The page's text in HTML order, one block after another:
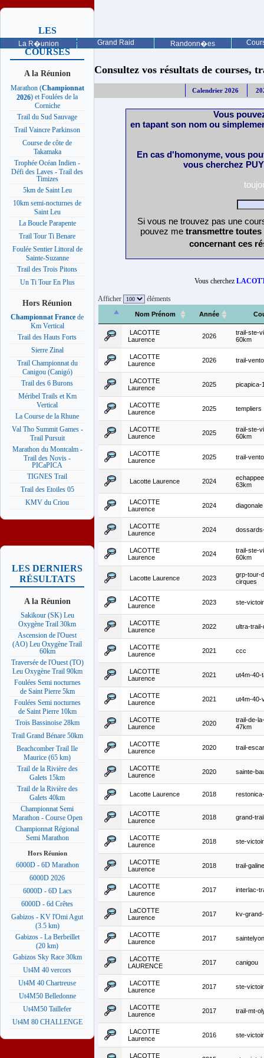
La R�union Grand Raid Randonn�es
LES
PROCHAINES
COURSES
A la Réunion
Marathon (Championnat
2026) et Foulées de la
Corniche
Trail du Sud Sauvage
Trail Vaincre Parkinson
Course de côte de
Takamaka
Trophée Océan Indien -
Défi des Laves - Trail des
Timizes
5km de Saint Leu
10km semi-nocturnes de
Saint Leu
La Boucle Parapente
Trail Tour Ti Benare
Foulée Sentier Littoral de
Sainte-Suzanne
Trail des Trois Pitons
Un Ti Tour En Plus
Hors Réunion
Championnat France de
Km Vertical
Trail des Hauts Forts
Sierre Zinal
Trail Championnat du
Canigou (Canigó)
Trail des 6 Burons
Méribel Trails et Km
Vertical
La Course de la Rhune
Val Tho Summit Games -
Trail Pursuit
Marathon du Montcalm -
Trail des Novis -
PICaPICA
TIGNES Trail
Trail des Etoiles 05
KMV du Criou
LES DERNIERS
RÉSULTATS
A la Réunion
Sakikour (SK) Leu
Oxygène Trail 30km
Ascension de l'Ouest
(AO) Leu Oxygène Trail
60km
Traversée de l'Ouest (TO)
Leu Oxygène Trail 90km
Foulées Semi nocturnes
de Saint Pierre 5km
Foulées Semi nocturnes
de Saint Pierre 10km
Trois Bassinoise 28km
Trail Grand Bénare 50km
Beachcomber Trail Ile
Maurice (65 km)
Trail de la Rivière des
Galets 15km
Trail de la Rivière des
Galets 40km
Championnat Semi
Marathon - Course Open
Championnat Régional
Semi Marathon
Hors Réunion
6000D - 6D Marathon
6000D 2026
6000D - 6D Lacs
6000D - 6d Crêtes
Gabizos - KV l'Omi Agut
(3.5 km)
Gabizos - La Berbeillet
(20 km)
Gabizos Sky Race 30km
Ut4M 40 vercors
Ut4M 40 Chartreuse
Ut4M50 Belledonne
Ut4M50 Taillefer
Ut4M 80 CHALLENGE
Consultez vos résultats de courses,
Calendrier 2026
Vous
en tapant son nom ou
En cas d'homonyme, vous
vous cherchez
Si vous ne trouvez pas une
pouvez me transmettre
concernant ces
Vous cherchez
Afficher éléments
Nom Prénom Année
LACOTTE
Laurence
2026
trail-ste-
60km
LACOTTE
Laurence
2026 trail-
LACOTTE
Laurence
2025 picapica-
LACOTTE
Laurence
2025 templiers
LACOTTE
Laurence
2025
trail-ste-
60km
LACOTTE
Laurence
2025 trail-
Lacotte Laurence 2024
63km
LACOTTE
Laurence
2024 diagonale
LACOTTE
Laurence
2024
LACOTTE
Laurence
2024
trail-ste-
60km
Lacotte Laurence 2023
grp-tour-
cirques
LACOTTE
Laurence
2023 ste-
LACOTTE
Laurence
2022 ultra-
LACOTTE
Laurence
2021 ccc
LACOTTE
Laurence
2021 ut4m-40-
LACOTTE
Laurence
2021 ut4m-40-
LACOTTE
Laurence
2020
trail-de-
47km
LACOTTE
Laurence
2020 trail-
LACOTTE
Laurence
2020 sainte-
Lacotte Laurence 2018
LACOTTE
Laurence
2018 grand-
LACOTTE
Laurence
2018 ste-
LACOTTE
Laurence
2018 trail-
LACOTTE
Laurence
2017 interlac-
LaCOTTE
Laurence
2017 kv-
LACOTTE
Laurence
2017 saintelyon
LACOTTE
LAURENCE
2017 canigou
LACOTTE
Laurence
2017 ste-
LACOTTE
Laurence
2017 trail-mt-
LACOTTE
Laurence
2016 ste-
LACOTTE